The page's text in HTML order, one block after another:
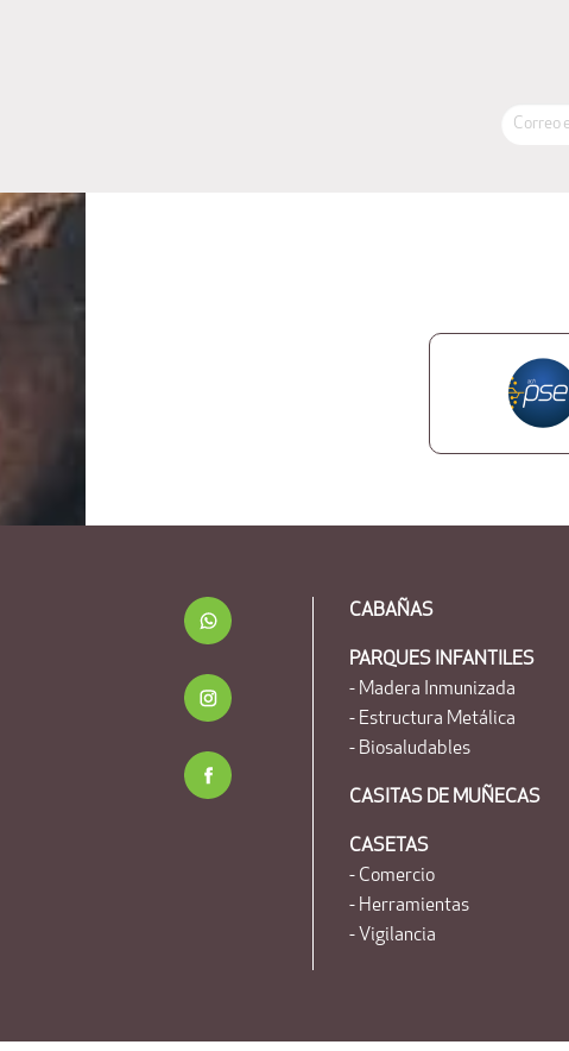
CABAÑAS
PARQUES INFANTILES
- Madera Inmunizada
- Estructura Metálica
- Biosaludables
CASITAS DE MUÑECAS
CASETAS
- Comercio
- Herramientas
- Vigilancia